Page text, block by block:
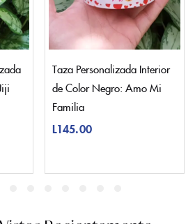
Taza Personalizada Interior
de Color Negro: Amo Mi
Familia
L145.00